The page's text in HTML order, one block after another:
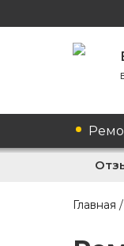
Главная /